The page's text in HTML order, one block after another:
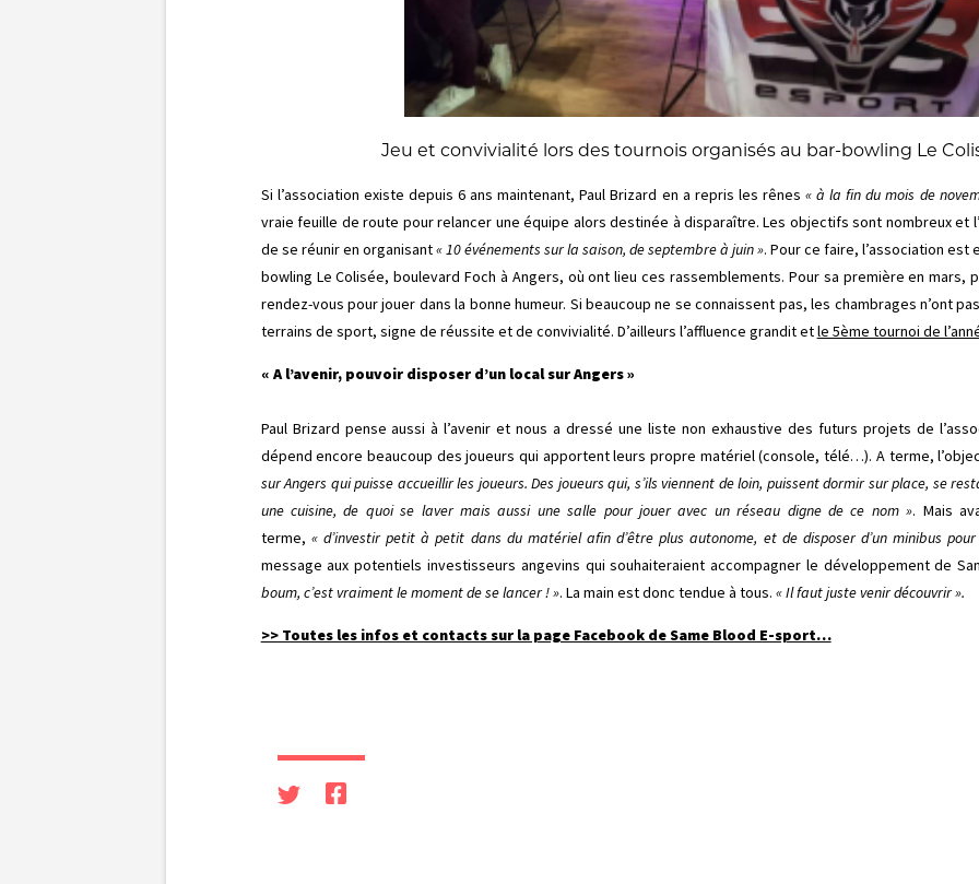
Jeu et convivialité lors des tournois organisés au bar-bowling Le
Si l’association existe depuis 6 ans maintenant, Paul Brizard en a repris les rênes « à la fin du mois de
vraie feuille de route pour relancer une équipe alors destinée à disparaître. Les objectifs sont nombreux et
de se réunir en organisant« 10 événements sur la saison, de septembre à juin ». Pour ce faire, l’association
bowling Le Colisée, boulevard Foch à Angers, où ont lieu ces rassemblements. Pour sa première en mars,
rendez-vous pour jouer dans la bonne humeur. Si beaucoup ne se connaissent pas, les chambrages n’ont
terrains de sport, signe de réussite et de convivialité. D’ailleurs l’affluence grandit etle 5ème tournoi de
« A l’avenir, pouvoir disposer d’un local sur Angers »
Paul Brizard pense aussi à l’avenir et nous a dressé une liste non exhaustive des futurs projets de
dépend encore beaucoup des joueurs qui apportent leurs propre matériel (console, télé…). A terme,
sur Angers qui puisse accueillir les joueurs. Des joueurs qui, s’ils viennent de loin, puissent dormir sur place, se
une cuisine, de quoi se laver mais aussi une salle pour jouer avec un réseau digne de ce nom ». Mais
terme, « d’investir petit à petit dans du matériel afin d’être plus autonome, et de disposer d’un minibus
message aux potentiels investisseurs angevins qui souhaiteraient accompagner le développement de
boum, c’est vraiment le moment de se lancer ! ». La main est donc tendue à tous. « Il faut juste venir découvrir ».
>> Toutes les infos et contacts sur la page Facebook de Same Blood E-sport…